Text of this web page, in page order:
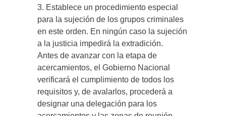
3. Establece un procedimiento especial
para la sujeción de los grupos criminales
en este orden. En ningún caso la sujeción
a la justicia impedirá la extradición.
Antes de avanzar con la etapa de
acercamientos, el Gobierno Nacional
verificará el cumplimiento de todos los
requisitos y, de avalarlos, procederá a
designar una delegación para los